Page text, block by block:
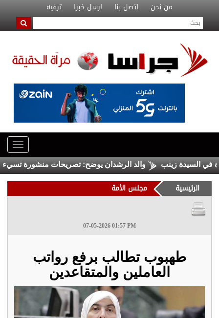
من نحن اتصل بنا ارسل خبرا ترفيه
السيدة زينب والد الرشدان يوضح: تصريحات منشورة تسيء
الرئيسية مجلس الأمة
07-05-2026 01:57 PM
طهبوب تطالب برفع رواتب
العاملين والمتقاعدين